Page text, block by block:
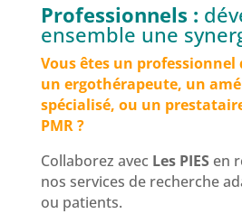
Professionnels :
ensemble une
Vous êtes un professionnel
un ergothérapeute, un
spécialisé, ou un
PMR ?
Collaborez avec Les PIES en
nos services de recherche
ou patients.